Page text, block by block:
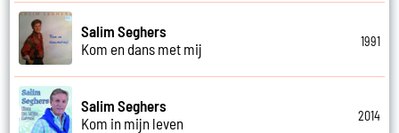
Salim Seghers
Kom en dans met mij
1991
Salim Seghers
Kom in mijn leven
2014